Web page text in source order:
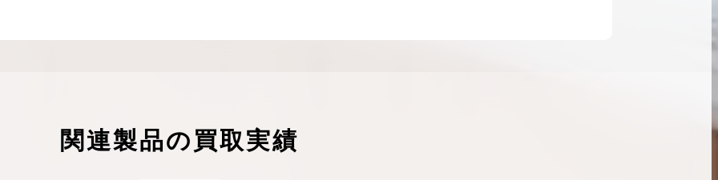
取相場や高く売れるコツを解説
取価格は？相場高騰で全体的に買取価格がア
ップしています
関連製品の買取実績